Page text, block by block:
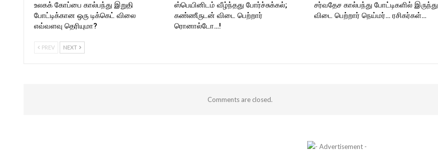
உலகக் கோப்பை கால்பந்து இறுதி
போட்டிக்கான ஒரு டிக்கெட் விலை
எவ்வளவு தெரியுமா?
ஸ்பெயினிடம் வீழ்ந்தது போர்ச்சுக்கல்;
கண்ணீருடன் விடை பெற்றார்
ரொனால்டோ…!
சர்வதேச கால்பந்து போட்டிகளில் இருந்து
விடை பெற்றார் நெய்மர்… ரசிகர்கள்…
PREV NEXT
Comments are closed.